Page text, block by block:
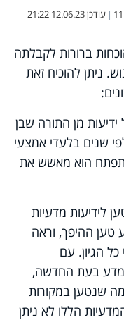
| עודכן12.06.23 21:22
ברורות לקבלתה
ניתן להוכיח זאת
ידיעות מן התורה שבן
שנים בלעדי אמצעי
הוא מאשש את
לידיעות מדעיות
טען ההיפך, וראה
הגיון. עם
בעת החדשה,
מה שנטען במקורות
הללו לא ניתן